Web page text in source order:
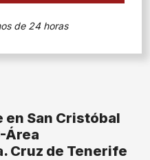
de 24 horas
en San Cristóbal
Área
Cruz de Tenerife